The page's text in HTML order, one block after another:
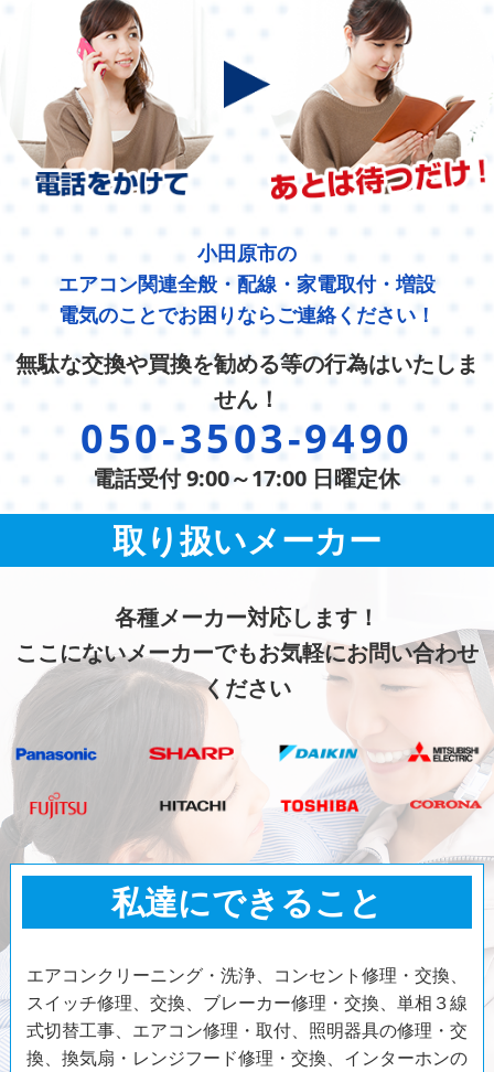
小田原市の
エアコン関連全般・配線・家電取付・増設
電気のことでお困りならご連絡ください！
無駄な交換や買換を勧める等の行為はいたしま
せん！
050-3503-9490
電話受付 9:00～17:00 日曜定休
取り扱いメーカー
各種メーカー対応します！
ここにないメーカーでもお気軽にお問い合わせ
ください
私達にできること
エアコンクリーニング・洗浄、コンセント修理・交換、
スイッチ修理、交換、ブレーカー修理・交換、単相３線
式切替工事、エアコン修理・取付、照明器具の修理・交
換、換気扇・レンジフード修理・交換、インターホンの